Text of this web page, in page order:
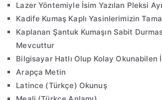
Lazer Yöntemiyle İsim Yazılan Pleksi
Kadife Kumaş Kaplı Yasinlerimizin
Kaplanan Şantuk Kumaşın Sabit
Mevcuttur
Bilgisayar Hatlı Olup Kolay Okunabilen
Arapça Metin
Latince (Türkçe) Okunuş